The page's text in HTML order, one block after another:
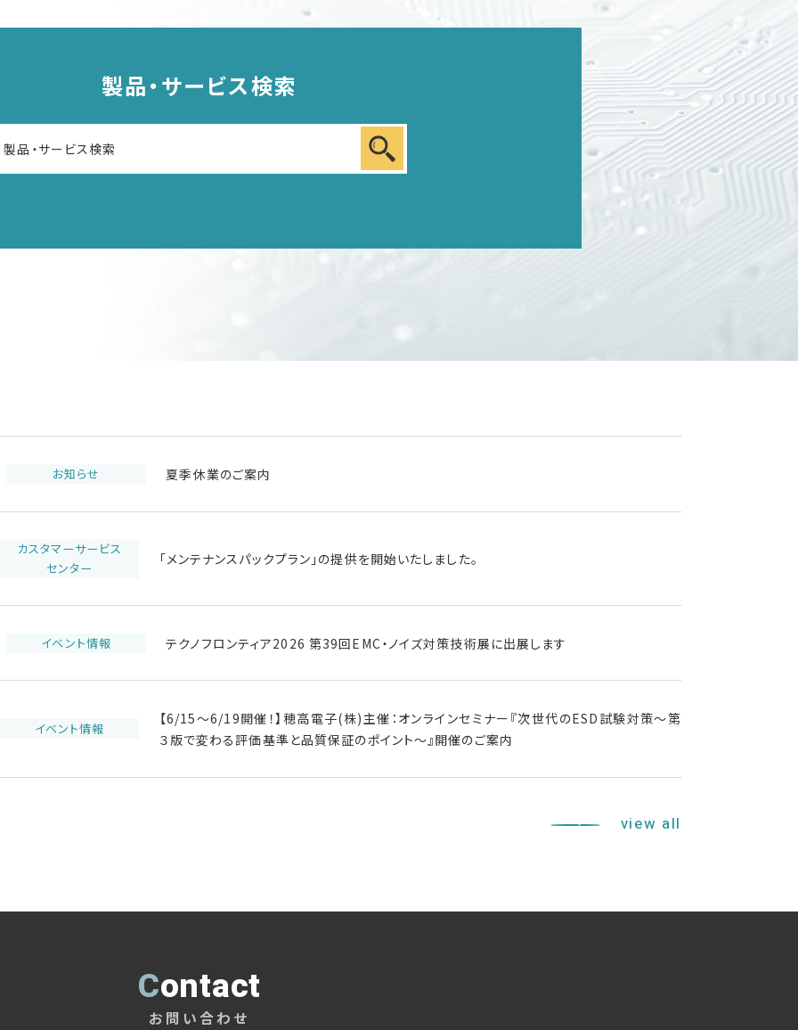
製品・サービス検索
お知らせ 夏季休業のご案内
カスタマーサービス
センター
「メンテナンスパックプラン」の提供を開始いたしました。
イベント情報 テクノフロンティア2026 第39回EMC・ノイズ対策技術展に出展します
イベント情報
【6/15～6/19開催！】穂高電子(株)主催：オンラインセミナー『次世代のESD試験対策～第
３版で変わる評価基準と品質保証のポイント～』開催のご案内
view all
Contact
お問い合わせ